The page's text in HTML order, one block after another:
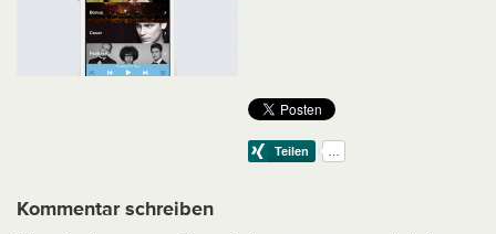
Kommentar schreiben